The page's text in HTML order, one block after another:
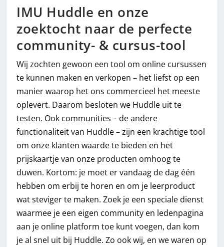
IMU Huddle en onze
zoektocht naar de perfecte
community- & cursus-tool
Wij zochten gewoon een tool om online cursussen
te kunnen maken en verkopen – het liefst op een
manier waarop het ons commercieel het meeste
oplevert. Daarom besloten we Huddle uit te
testen. Ook communities – de andere
functionaliteit van Huddle – zijn een krachtige tool
om onze klanten waarde te bieden en het
prijskaartje van onze producten omhoog te
duwen. Kortom: je moet er vandaag de dag één
hebben om erbij te horen en om je leerproduct
wat steviger te maken. Zoek je een speciale dienst
waarmee je een eigen community en ledenpagina
aan je online platform toe kunt voegen, dan kom
je al snel uit bij Huddle. Zo ook wij, en we waren op